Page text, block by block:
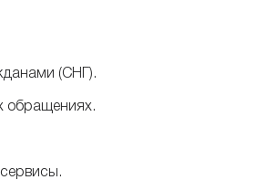
(СНГ).
обращениях.